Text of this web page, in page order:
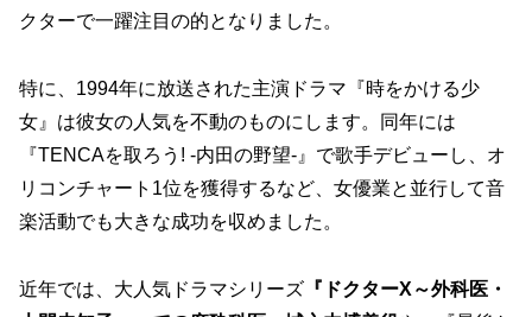
クターで一躍注目の的となりました。
特に、1994年に放送された主演ドラマ『時をかける少
女』は彼女の人気を不動のものにします。同年には
『TENCAを取ろう! -内田の野望-』で歌手デビューし、オ
リコンチャート1位を獲得するなど、女優業と並行して音
楽活動でも大きな成功を収めました。
近年では、大人気ドラマシリーズ 『ドクターX～外科医・